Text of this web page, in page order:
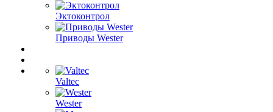
Эктоконтрол
Приводы Wester
Valtec
Wester